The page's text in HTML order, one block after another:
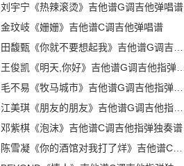
刘宇宁《热辣滚烫》吉他谱G调吉他弹唱谱
金玟岐《姗姗》吉他谱C调吉他弹唱谱
田馥甄《你就不要想起我》吉他谱G调吉他指弹独奏谱
王俊凯《明天,你好》吉他谱G调吉他指弹独奏谱
毛不易《牧马城市》吉他谱G调吉他指弹独奏谱
江美琪《朋友的朋友》吉他谱G调吉他指弹独奏谱
邓紫棋《泡沫》吉他谱C调吉他指弹独奏谱
陈雪凝《你的酒馆对我打了烊》吉他谱C调吉他指弹独奏谱